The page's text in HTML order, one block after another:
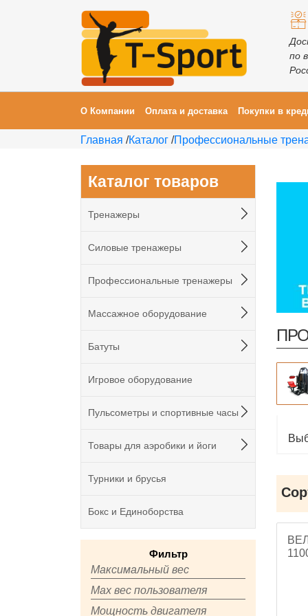
по
О Компании Оплата и доставка Покупки в
Главная /Каталог /Профессиональные
Каталог товаров
Тренажеры
Силовые тренажеры
Профессиональные тренажеры
Массажное оборудование
Батуты
Игровое оборудование
Пульсометры и спортивные часы
Товары для аэробики и йоги
Турники и брусья
Бокс и Единоборства
Фильтр